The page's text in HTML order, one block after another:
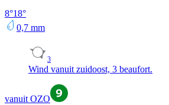
8°18°
0,7 mm
3
Wind vanuit zuidoost, 3 beaufort.
vanuit OZO